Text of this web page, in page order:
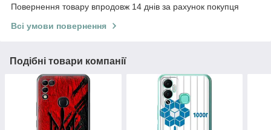
Повернення товару впродовж 14 днів за рахунок покупця
Всі умови повернення
Подібні товари компанії